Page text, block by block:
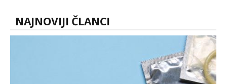
NAJNOVIJI ČLANCI